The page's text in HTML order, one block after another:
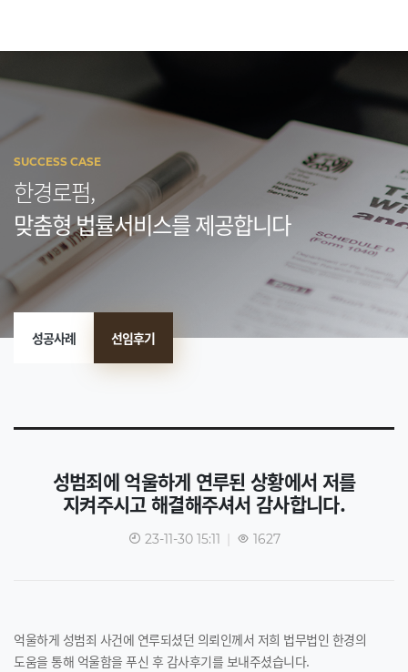
SUCCESS CASE
한경로펌,
맞춤형 법률서비스를 제공합니다
성공사례 선임후기
성범죄에 억울하게 연루된 상황에서 저를
지켜주시고 해결해주셔서 감사합니다.
23-11-30 15:11 | 1627
억울하게 성범죄 사건에 연루되셨던 의뢰인께서 저희 법무법인 한경의
도움을 통해 억울함을 푸신 후 감사후기를 보내주셨습니다.